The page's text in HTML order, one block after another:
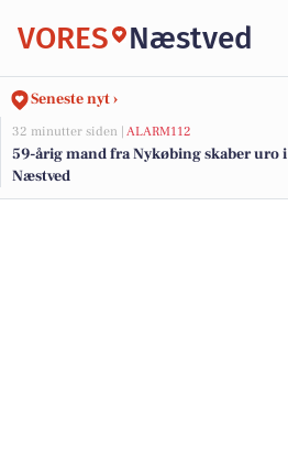
VORES Næstved
Seneste nyt ›
32 minutter siden | ALARM112
59-årig mand fra Nykøbing skaber uro i
Næstved